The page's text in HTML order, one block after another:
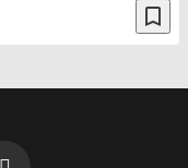
bookmark_border